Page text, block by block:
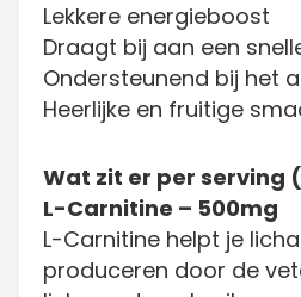
Lekkere energieboost
Draagt bij aan een
Ondersteunend bij het
Heerlijke en fruitige
Wat zit er per serving
L-Carnitine – 500mg
L-Carnitine helpt je
produceren door de